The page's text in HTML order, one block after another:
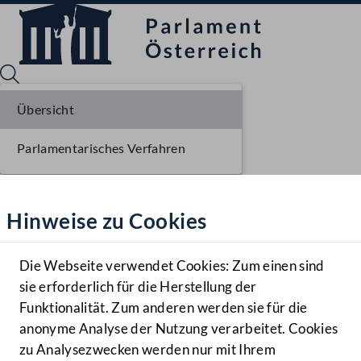
Hilfe
Benutzer
Navigationsmenü öffnen
MENÜ
Hinweise zu Cookies
Die Webseite verwendet Cookies: Zum einen sind
sie erforderlich für die Herstellung der
Funktionalität. Zum anderen werden sie für die
anonyme Analyse der Nutzung verarbeitet. Cookies
zu Analysezwecken werden nur mit Ihrem
Übersicht
Parlamentarisches Verfahren